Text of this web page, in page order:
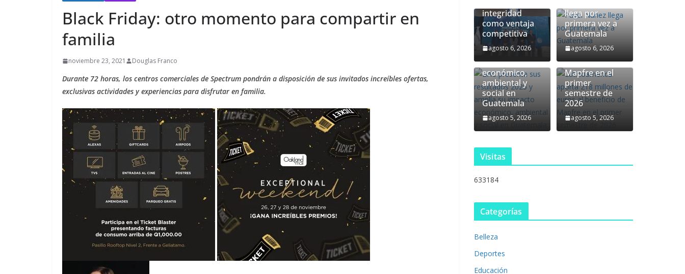
Black Friday: otro momento para compartir en
familia
noviembre 23, 2021 Douglas Franco
Durante 72 horas, los centros comerciales de Spectrum pondrán a disposición de sus invitados increíbles ofertas,
exclusivas actividades y experiencias para disfrutar en familia.
integridad
como ventaja
competitiva
agosto 6, 2026
llega por
primera vez a
Guatemala
agosto 6, 2026
BAC presenta
sus resultados
2025 y amplía
su impacto
económico,
ambiental y
social en
Guatemala
agosto 5, 2026
Latinoamérica
aporta 218
millones de
euros al
beneficio de
Mapfre en el
primer
semestre de
2026
agosto 5, 2026
Visitas
633184
Categorías
Belleza
Deportes
Educación